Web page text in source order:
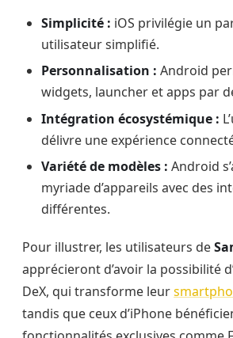
Simplicité : iOS privilégie un
utilisateur simplifié.
Personnalisation : Android
widgets, launcher et apps par
Intégration écosystémique :
délivre une expérience
Variété de modèles : Android
myriade d’appareils avec des
différentes.
Pour illustrer, les utilisateurs de
apprécieront d’avoir la possibilité
DeX, qui transforme leur
tandis que ceux d’iPhone